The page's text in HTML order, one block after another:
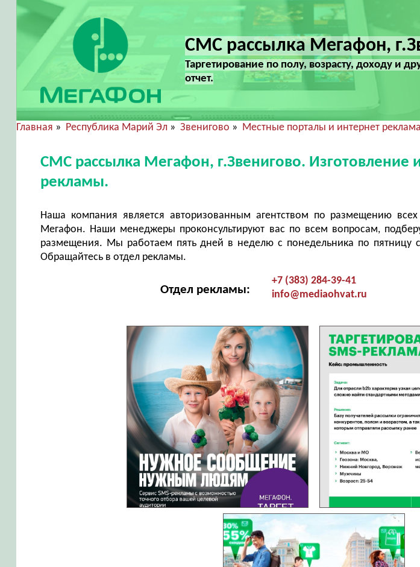
СМС рассылка Мегафон,
Таргетирование по полу, возрасту, доходу и
отчет.
Главная » Республика Марий Эл » Звенигово » Местные порталы и интернет реклама
СМС рассылка Мегафон, г.Звенигово. Изготовление
рекламы.
Наша компания является авторизованным агентством по размещению
Мегафон. Наши менеджеры проконсультируют вас по всем вопросам,
размещения. Мы работаем пять дней в неделю с понедельника по пятницу
Обращайтесь в отдел рекламы.
Отдел рекламы:
+7 (383) 284-39-41
info@mediaohvat.ru